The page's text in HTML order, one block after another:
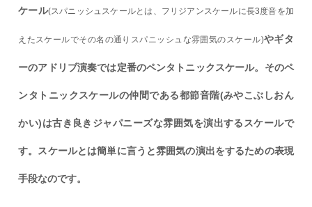
ケール(スパニッシュスケールとは、フリジアンスケールに長3度音を加
えたスケールでその名の通りスパニッシュな雰囲気のスケール)やギタ
ーのアドリブ演奏では定番のペンタトニックスケール。そのペ
ンタトニックスケールの仲間である都節音階(みやこぶしおん
かい)は古き良きジャパニーズな雰囲気を演出するスケールで
す。スケールとは簡単に言うと雰囲気の演出をするための表現
手段なのです。